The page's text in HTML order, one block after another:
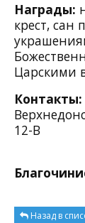
Награды:
крест, сан
Царскими
Контакты:
12-В
e-
Назад в